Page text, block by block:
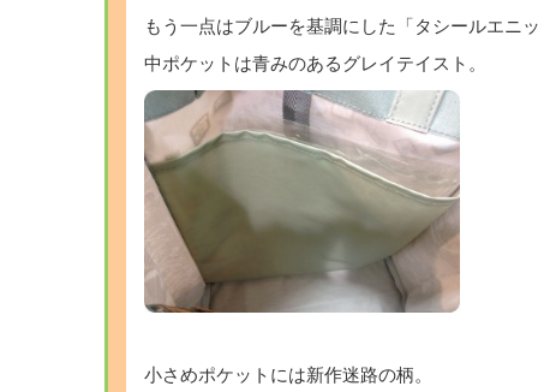
もう一点はブルーを基調にした「タシールエニ
中ポケットは青みのあるグレイテイスト。
小さめポケットには新作迷路の柄。